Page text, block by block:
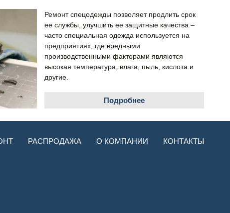
Ремонт спецодежды позволяет продлить срок
ее службы, улучшить ее защитные качества –
часто специальная одежда используется на
предприятиях, где вредными
производственными факторами являются
высокая температура, влага, пыль, кислота и
другие.
Подробнее
РАСПРОДАЖА О КОМПАНИИ КОНТАКТЫ